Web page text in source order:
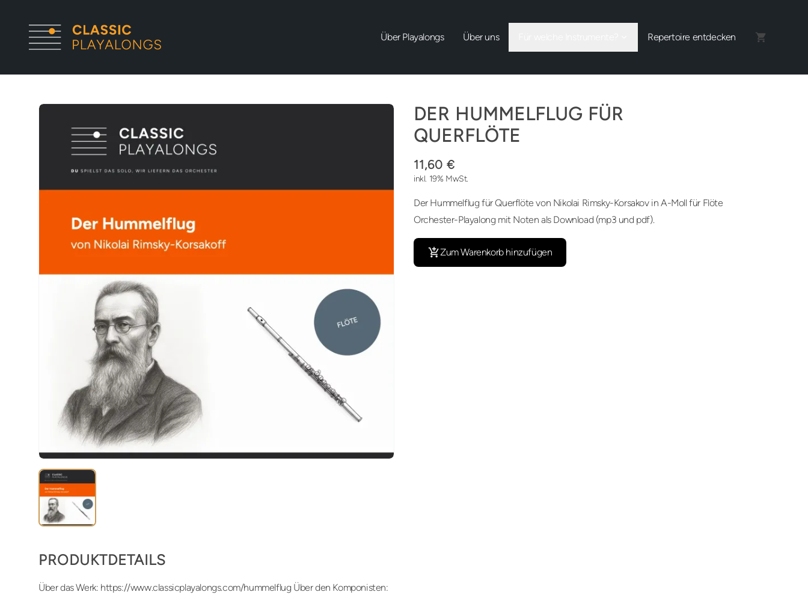
Über Playalongs Über uns Repertoire entdecken
DER HUMMELFLUG FÜR
QUERFLÖTE
11,60 €
inkl. 19% MwSt.
Der Hummelflug für Querflöte von Nikolai Rimsky-Korsakov in A-Moll für Flöte
Orchester-Playalong mit Noten als Download (mp3 und pdf).
Zum Warenkorb hinzufügen
PRODUKTDETAILS
Über das Werk: https://www.classicplayalongs.com/hummelflug Über den Komponisten: